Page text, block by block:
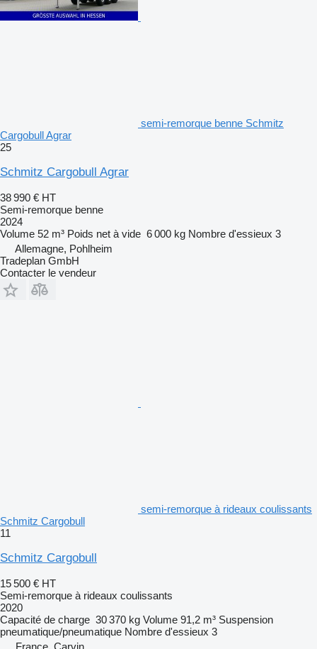
semi-remorque benne Schmitz
Cargobull Agrar
25
Schmitz Cargobull Agrar
38 990 € HT
Semi-remorque benne
2024
Volume 52 m³ Poids net à vide 6 000 kg Nombre d'essieux 3
Allemagne, Pohlheim
Tradeplan GmbH
Contacter le vendeur
semi-remorque à rideaux coulissants
Schmitz Cargobull
11
Schmitz Cargobull
15 500 € HT
Semi-remorque à rideaux coulissants
2020
Capacité de charge 30 370 kg Volume 91,2 m³ Suspension
pneumatique/pneumatique Nombre d'essieux 3
France, Carvin